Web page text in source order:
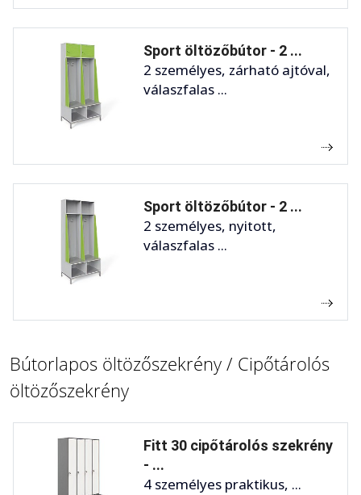
Sport öltözőbútor - 2 ...
2 személyes, zárható ajtóval,
válaszfalas ...
Sport öltözőbútor - 2 ...
2 személyes, nyitott,
válaszfalas ...
Bútorlapos öltözőszekrény / Cipőtárolós
öltözőszekrény
Fitt 30 cipőtárolós szekrény
- ...
4 személyes praktikus, ...